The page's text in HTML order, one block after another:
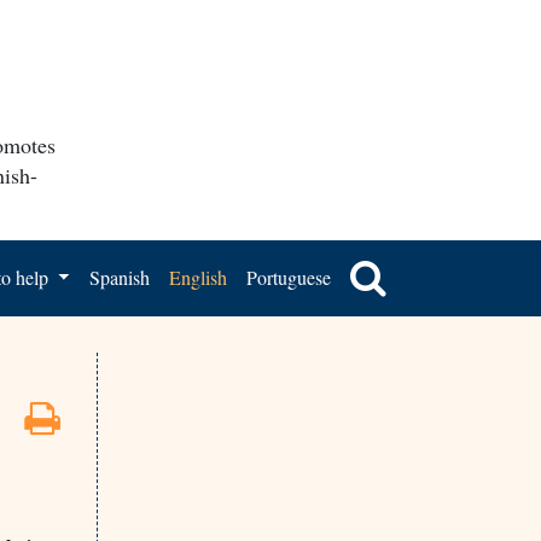
help Spanish English Portuguese